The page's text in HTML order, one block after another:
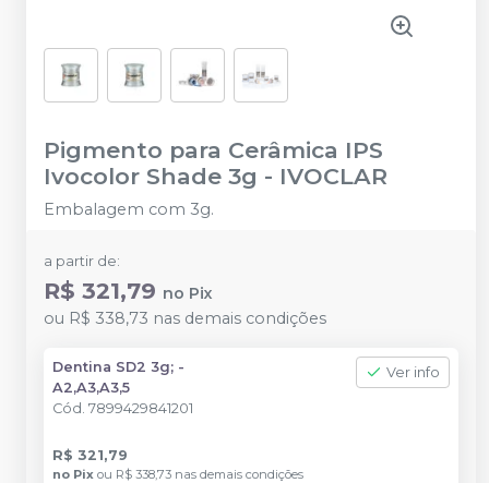
Pigmento para Cerâmica IPS
Ivocolor Shade 3g - IVOCLAR
Embalagem com 3g.
a partir de:
R$ 321,79 no Pix
ou R$ 338,73 nas demais condições
Dentina SD2 3g; -
A2,A3,A3,5
Cód. 7899429841201
Ver info
R$ 321,79
no Pix ou R$ 338,73 nas demais condições